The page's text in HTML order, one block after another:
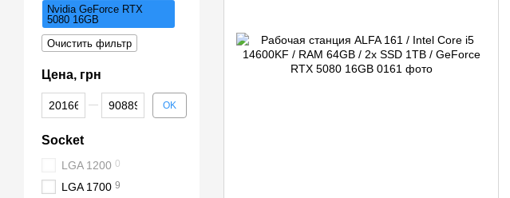
Nvidia GeForce RTX
5080 16GB
Очистить фильтр
Цена, грн
От Цена, грн
До Цена, грн OK
Socket
LGA 1200 0
LGA 1700 9